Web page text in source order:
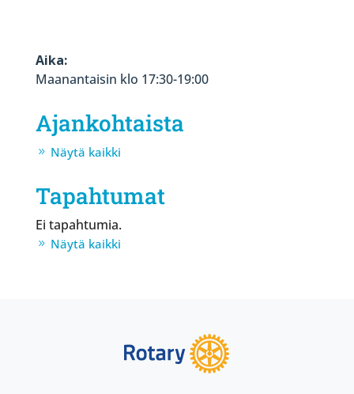
Aika:
Maanantaisin klo 17:30-19:00
Ajankohtaista
Näytä kaikki
Tapahtumat
Ei tapahtumia.
Näytä kaikki